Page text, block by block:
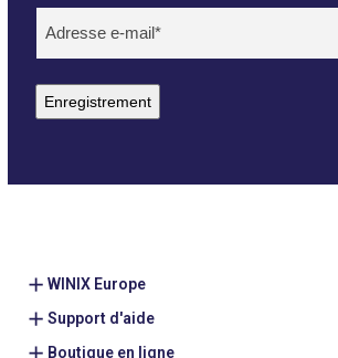
E-
mailadres(Nécessaire)
Enregistrement
WINIX Europe
Support d'aide
Boutique en ligne